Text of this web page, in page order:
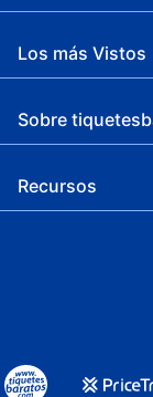
Los más Vistos
Sobre
Recursos